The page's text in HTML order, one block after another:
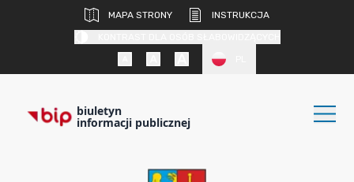
MAPA STRONY
INSTRUKCJA
biuletyn
informacji publicznej